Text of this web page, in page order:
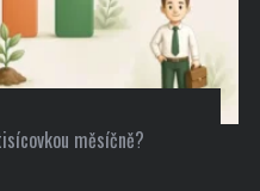
měsíčně?